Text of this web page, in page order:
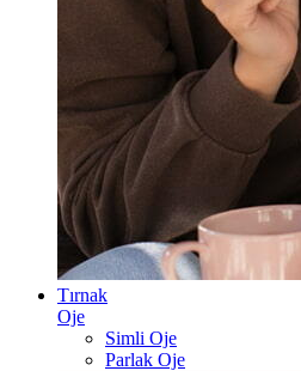
Tırnak
Oje
Simli Oje
Parlak Oje